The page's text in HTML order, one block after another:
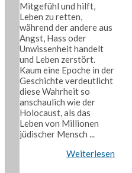
Mitgefühl und hilft,
Leben zu retten,
während der andere aus
Angst, Hass oder
Unwissenheit handelt
und Leben zerstört.
Kaum eine Epoche in der
Geschichte verdeutlicht
diese Wahrheit so
anschaulich wie der
Holocaust, als das
Leben von Millionen
jüdischer Mensch ...
Weiterlesen